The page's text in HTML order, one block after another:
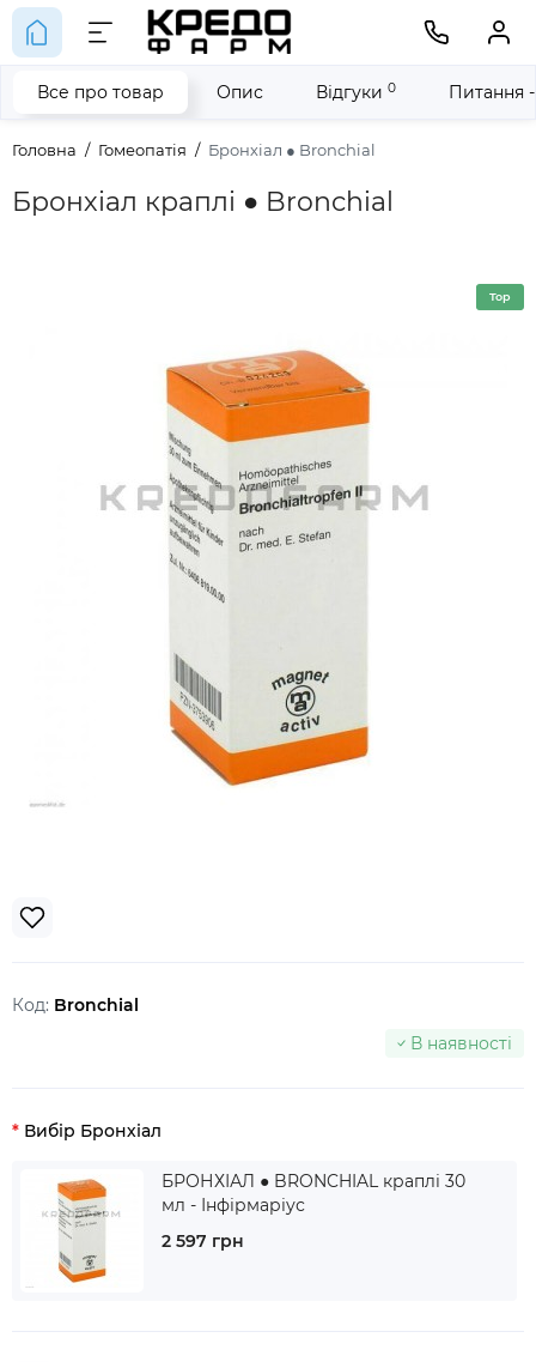
Головна Гомеопатія Бронхіал ● Bronchial
Бронхіал краплі ● Bronchial
Все про товар Опис Відгуки 0 Питання
Top
Код: Bronchial
В наявності
Вибір Бронхіал
БРОНХІАЛ ● BRONCHIAL краплі 30
мл - Інфірмаріус
2 597 грн